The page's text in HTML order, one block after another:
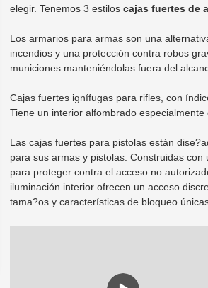
elegir. Tenemos 3 estilos cajas fuertes de
Los armarios para armas son una
incendios y una protección contra robos
municiones manteniéndolas fuera del
Cajas fuertes ignífugas para rifles, con
Tiene un interior alfombrado
Las cajas fuertes para pistolas están
para sus armas y pistolas. Construidas
para proteger contra el acceso no
iluminación interior ofrecen un acceso
tama?os y características de bloqueo